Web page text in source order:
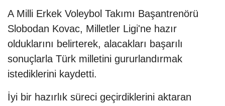
A Milli Erkek Voleybol Takımı Başantrenörü
Slobodan Kovac, Milletler Ligi'ne hazır
olduklarını belirterek, alacakları başarılı
sonuçlarla Türk milletini gururlandırmak
istediklerini kaydetti.
İyi bir hazırlık süreci geçirdiklerini aktaran